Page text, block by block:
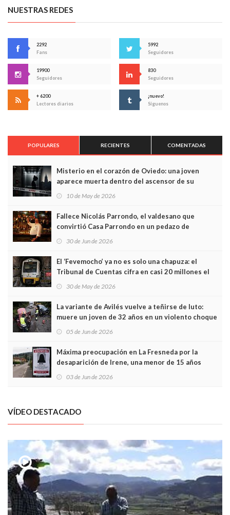
NUESTRAS REDES
2292
Fans
5992
Seguidores
19900
Seguidores
830
Seguidores
+ 6200
Lectores diarios
¡nuevo!
Síguenos
POPULARES RECIENTES COMENTADAS
Misterio en el corazón de Oviedo: una joven
aparece muerta dentro del ascensor de su
edificio y las cámaras captan sus últimos minutos
10 de May de 2026
Fallece Nicolás Parrondo, el valdesano que
convirtió Casa Parrondo en un pedazo de
Asturias en Madrid
30 de Jun de 2026
El ‘Fevemocho’ ya no es solo una chapuza: el
Tribunal de Cuentas cifra en casi 20 millones el
sobrecoste de los trenes que no cabían por los
30 de May de 2026
La variante de Avilés vuelve a teñirse de luto:
muere un joven de 32 años en un violento choque
frontal
05 de Jun de 2026
Máxima preocupación en La Fresneda por la
desaparición de Irene, una menor de 15 años
03 de Jun de 2026
VÍDEO DESTACADO